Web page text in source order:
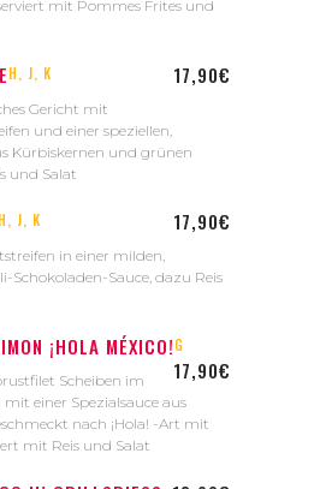
mit Pommes Frites und
H, J, K 17,90€
Gericht mit
und einer speziellen,
Kürbiskernen und grünen
und Salat
H, J, K 17,90€
in einer milden,
Schokoladen-Sauce, dazu Reis
¡HOLA MÉXICO!G
17,90€
Scheiben im
einer Spezialsauce aus
nach ¡Hola! -Art mit
mit Reis und Salat